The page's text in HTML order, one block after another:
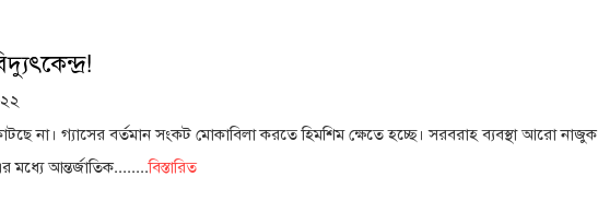
না। গ্যাসের বর্তমান সংকট মোকাবিলা করতে হিমশিম ক্ষেতে হচ্ছে। সরবরাহ ব্যবস্থা আরো নাজুক
মধ্যে আন্তর্জাতিক........বিস্তারিত